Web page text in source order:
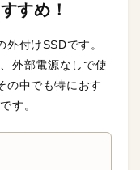
すめ！
付けSSDです。
外部電源なしで使
の中でも特におす
す。